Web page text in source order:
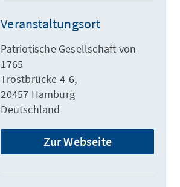
Veranstaltungsort
Patriotische Gesellschaft von
1765
Trostbrücke 4-6,
20457 Hamburg
Deutschland
Zur Webseite